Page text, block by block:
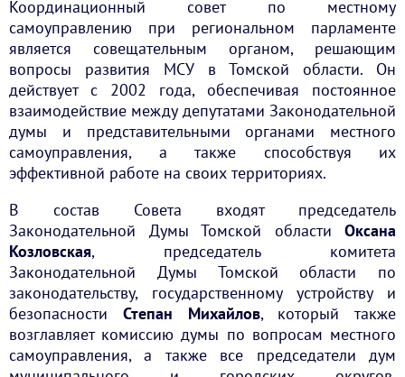
Координационный совет по местному
самоуправлению при региональном парламенте
является совещательным органом, решающим
вопросы развития МСУ в Томской области. Он
действует с 2002 года, обеспечивая постоянное
взаимодействие между депутатами Законодательной
думы и представительными органами местного
самоуправления, а также способствуя их
эффективной работе на своих территориях.
В состав Совета входят председатель
Законодательной Думы Томской области Оксана
Козловская, председатель комитета
Законодательной Думы Томской области по
законодательству, государственному устройству и
безопасности Степан Михайлов, который также
возглавляет комиссию думы по вопросам местного
самоуправления, а также все председатели дум